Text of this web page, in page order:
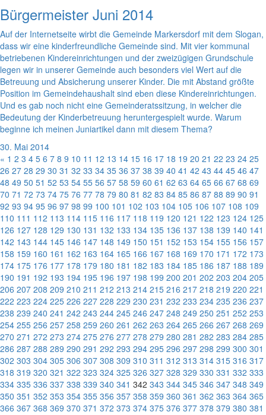
Bürgermeister Juni 2014
Auf der Internetseite wirbt die Gemeinde Markersdorf mit dem Slogan,
dass wir eine kinderfreundliche Gemeinde sind. Mit vier kommunal
betriebenen Kindereinrichtungen und der zweizügigen Grundschule
legen wir in unserer Gemeinde auch besonders viel Wert auf die
Betreuung und Absicherung unserer Kinder. Die mit Abstand größte
Position im Gemeindehaushalt sind eben diese Kindereinrichtungen.
Und es gab noch nicht eine Gemeinderatssitzung, in welcher die
Bedeutung der Kinderbetreuung heruntergespielt wurde. Warum
beginne ich meinen Juniartikel dann mit diesem Thema?
30. Mai 2014
« 1 2 3 4 5 6 7 8 9 10 11 12 13 14 15 16 17 18 19 20 21 22 23 24 25
26 27 28 29 30 31 32 33 34 35 36 37 38 39 40 41 42 43 44 45 46 47
48 49 50 51 52 53 54 55 56 57 58 59 60 61 62 63 64 65 66 67 68 69
70 71 72 73 74 75 76 77 78 79 80 81 82 83 84 85 86 87 88 89 90 91
92 93 94 95 96 97 98 99 100 101 102 103 104 105 106 107 108 109
110 111 112 113 114 115 116 117 118 119 120 121 122 123 124 125
126 127 128 129 130 131 132 133 134 135 136 137 138 139 140 141
142 143 144 145 146 147 148 149 150 151 152 153 154 155 156 157
158 159 160 161 162 163 164 165 166 167 168 169 170 171 172 173
174 175 176 177 178 179 180 181 182 183 184 185 186 187 188 189
190 191 192 193 194 195 196 197 198 199 200 201 202 203 204 205
206 207 208 209 210 211 212 213 214 215 216 217 218 219 220 221
222 223 224 225 226 227 228 229 230 231 232 233 234 235 236 237
238 239 240 241 242 243 244 245 246 247 248 249 250 251 252 253
254 255 256 257 258 259 260 261 262 263 264 265 266 267 268 269
270 271 272 273 274 275 276 277 278 279 280 281 282 283 284 285
286 287 288 289 290 291 292 293 294 295 296 297 298 299 300 301
302 303 304 305 306 307 308 309 310 311 312 313 314 315 316 317
318 319 320 321 322 323 324 325 326 327 328 329 330 331 332 333
334 335 336 337 338 339 340 341 342 343 344 345 346 347 348 349
350 351 352 353 354 355 356 357 358 359 360 361 362 363 364 365
366 367 368 369 370 371 372 373 374 375 376 377 378 379 380 381